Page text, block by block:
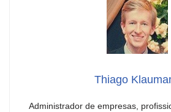
Thiago
Administrador de empresas,